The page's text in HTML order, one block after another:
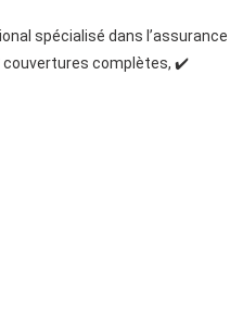
spécialisé dans l’assurance
couvertures complètes, ✔️